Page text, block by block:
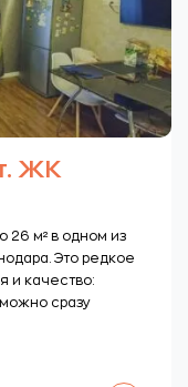
ЖК
26 м² в одном из
Это редкое
и качество:
сразу